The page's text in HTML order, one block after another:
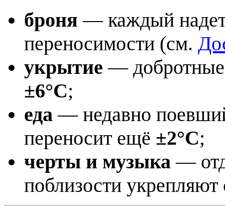
броня — каждый
переносимости (см.
укрытие —
±6°C;
еда — недавно
переносит ещё ±2°C;
черты и музыка —
поблизости